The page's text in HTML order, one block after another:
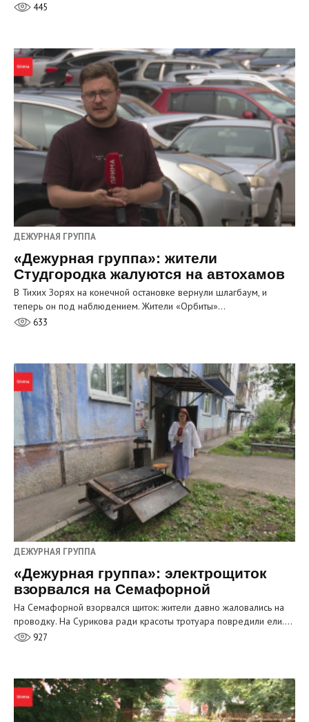
445
ДЕЖУРНАЯ ГРУППА
«Дежурная группа»: жители
Студгородка жалуются на автохамов
В Тихих Зорях на конечной остановке вернули шлагбаум, и
теперь он под наблюдением. Жители «Орбиты»…
633
ДЕЖУРНАЯ ГРУППА
«Дежурная группа»: электрощиток
взорвался на Семафорной
На Семафорной взорвался щиток: жители давно жаловались на
проводку. На Сурикова ради красоты тротуара повредили ели.…
927